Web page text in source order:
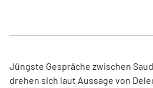
Jüngste Gespräche zwischen
drehen sich laut Aussage von